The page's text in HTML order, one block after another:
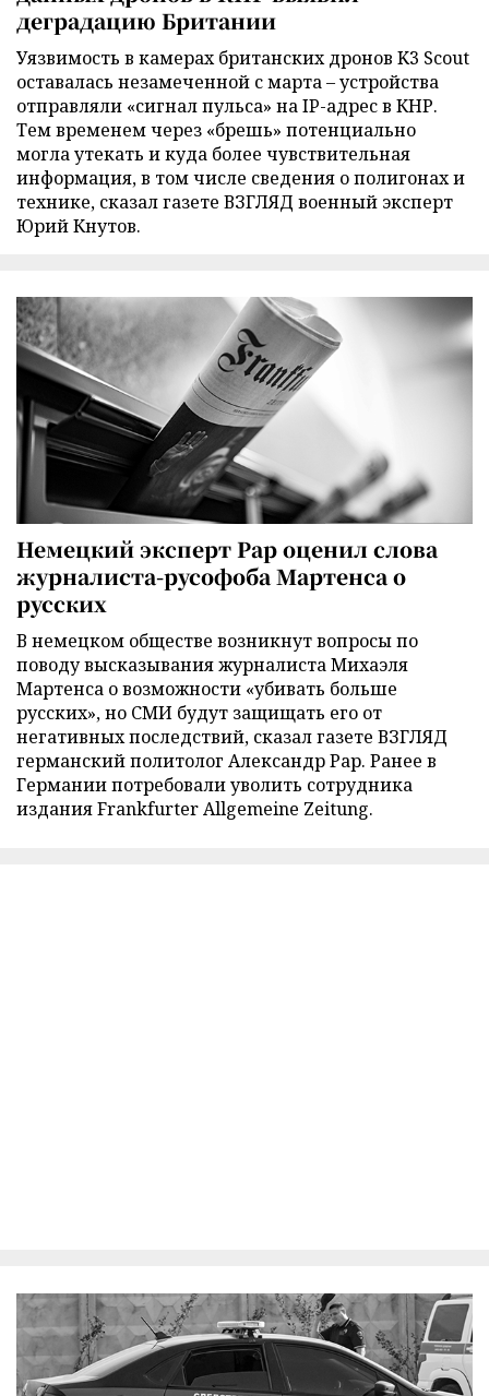
деградацию Британии
Уязвимость в камерах британских дронов K3 Scout
оставалась незамеченной с марта – устройства
отправляли «сигнал пульса» на IP-адрес в КНР.
Тем временем через «брешь» потенциально
могла утекать и куда более чувствительная
информация, в том числе сведения о полигонах и
технике, сказал газете ВЗГЛЯД военный эксперт
Юрий Кнутов.
Немецкий эксперт Рар оценил слова
журналиста-русофоба Мартенса о
русских
В немецком обществе возникнут вопросы по
поводу высказывания журналиста Михаэля
Мартенса о возможности «убивать больше
русских», но СМИ будут защищать его от
негативных последствий, сказал газете ВЗГЛЯД
германский политолог Александр Рар. Ранее в
Германии потребовали уволить сотрудника
издания Frankfurter Allgemeine Zeitung.